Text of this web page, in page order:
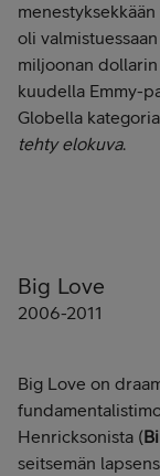
oli
miljoonan
kuudella Emmy-
Globella
tehty elokuva.
Big Love
2006-2011
Big Love on
Henricksonista (
seitsemän